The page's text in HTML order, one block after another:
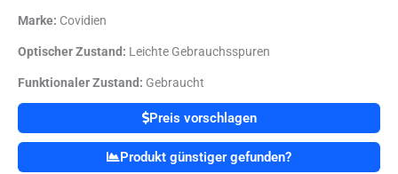
Marke: Covidien
Optischer Zustand: Leichte Gebrauchsspuren
Funktionaler Zustand: Gebraucht
Preis vorschlagen
Produkt günstiger gefunden?